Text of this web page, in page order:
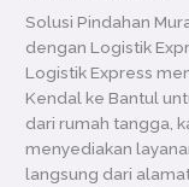
Solusi Pindahan
dengan Logistik
Logistik Express
Kendal ke Bantul
dari rumah tangga,
menyediakan
langsung dari